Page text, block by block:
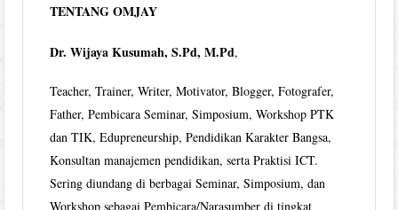
TENTANG OMJAY
Dr. Wijaya Kusumah, S.Pd, M.Pd,
Teacher, Trainer, Writer, Motivator, Blogger, Fotografer,
Father, Pembicara Seminar, Simposium, Workshop PTK
dan TIK, Edupreneurship, Pendidikan Karakter Bangsa,
Konsultan manajemen pendidikan, serta Praktisi ICT.
Sering diundang di berbagai Seminar, Simposium, dan
Workshop sebagai Pembicara/Narasumber di tingkat